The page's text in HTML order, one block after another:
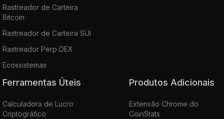
Rastreador de Carteira
Bitcoin
Rastreador de Carteira SUI
Rastreador Perp DEX
Ecossistemas
Ferramentas Úteis
Calculadora de Lucro
Criptográfico
Produtos Adicionais
Extensão Chrome do
CoinStats